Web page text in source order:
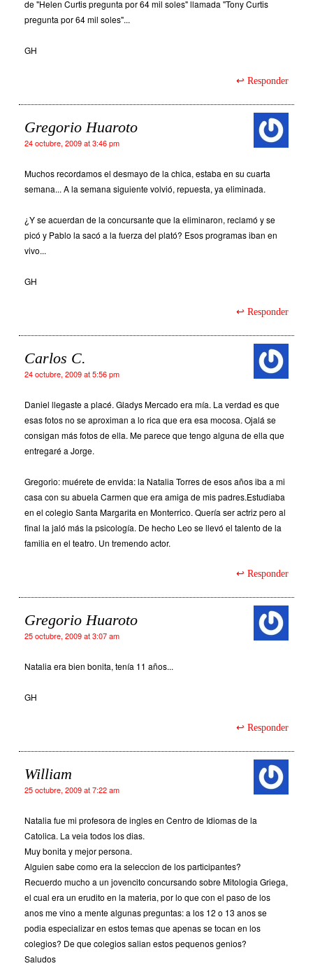
de "Helen Curtis pregunta por 64 mil soles" llamada "Tony Curtis
pregunta por 64 mil soles"...
GH
Responder
Gregorio Huaroto
24 octubre, 2009 at 3:46 pm
Muchos recordamos el desmayo de la chica, estaba en su cuarta
semana... A la semana siguiente volvió, repuesta, ya eliminada.
¿Y se acuerdan de la concursante que la eliminaron, reclamó y se
picó y Pablo la sacó a la fuerza del plató? Esos programas iban en
vivo...
GH
Responder
Carlos C.
24 octubre, 2009 at 5:56 pm
Daniel llegaste a placé. Gladys Mercado era mía. La verdad es que
esas fotos no se aproximan a lo rica que era esa mocosa. Ojalá se
consigan más fotos de ella. Me parece que tengo alguna de ella que
entregaré a Jorge.
Gregorio: muérete de envida: la Natalia Torres de esos años iba a mi
casa con su abuela Carmen que era amiga de mis padres.Estudiaba
en el colegio Santa Margarita en Monterrico. Quería ser actriz pero al
final la jaló más la psicología. De hecho Leo se llevó el talento de la
familia en el teatro. Un tremendo actor.
Responder
Gregorio Huaroto
25 octubre, 2009 at 3:07 am
Natalia era bien bonita, tenía 11 años...
GH
Responder
William
25 octubre, 2009 at 7:22 am
Natalia fue mi profesora de ingles en Centro de Idiomas de la
Catolica. La veia todos los dias.
Muy bonita y mejor persona.
Alguien sabe como era la seleccion de los participantes?
Recuerdo mucho a un jovencito concursando sobre Mitologia Griega,
el cual era un erudito en la materia, por lo que con el paso de los
anos me vino a mente algunas preguntas: a los 12 o 13 anos se
podia especializar en estos temas que apenas se tocan en los
colegios? De que colegios salian estos pequenos genios?
Saludos